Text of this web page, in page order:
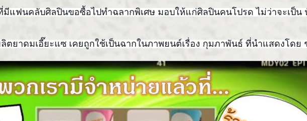
มีแฟนคลับศิลปินขอซื้อไปทำฉลากพิเศษ มอบให้แก่ศิลปินคนโปรด ไม่ว่าจะเป็น
ิตยาดมเอี๊ยะแซ เคยถูกใช้เป็นฉากในภาพยนต์เรื่อง กุมภาพันธ์ ที่นำแสดงโดย